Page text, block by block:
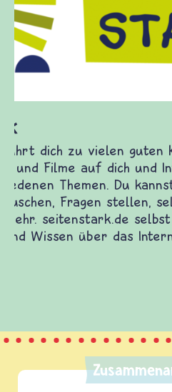
Frieden Fragen
frieden-fragen.de ist ein
Kinder, Eltern und
Fragen von Krieg und
Gewalt informiert und
diesem Themenbereich
fragen.de bietet
(Über-)Lebensfragen aus